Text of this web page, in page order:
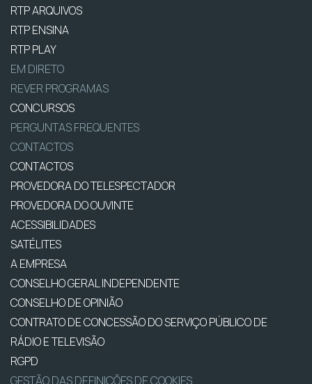
RTP ARQUIVOS
RTP ENSINA
RTP PLAY
EM DIRETO
REVER PROGRAMAS
CONCURSOS
PERGUNTAS FREQUENTES
CONTACTOS
CONTACTOS
PROVEDORA DO TELESPECTADOR
PROVEDORA DO OUVINTE
ACESSIBILIDADES
SATÉLITES
A EMPRESA
CONSELHO GERAL INDEPENDENTE
CONSELHO DE OPINIÃO
CONTRATO DE CONCESSÃO DO SERVIÇO PÚBLICO DE
RÁDIO E TELEVISÃO
RGPD
GESTÃO DAS DEFINIÇÕES DE COOKIES